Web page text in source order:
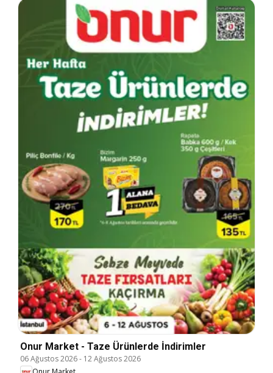
Onur Market - Taze Ürünlerde İndirimler
06 Ağustos 2026- 12 Ağustos 2026